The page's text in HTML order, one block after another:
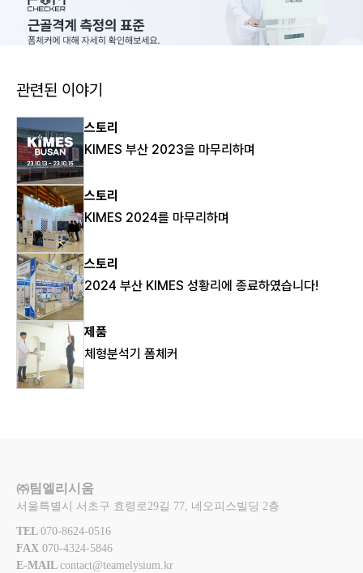
관련된 이야기
스토리
KIMES 부산 2023을 마무리하며
스토리
KIMES 2024를 마무리하며
스토리
2024 부산 KIMES 성황리에 종료하였습니다!
제품
체형분석기 폼체커
㈜팀엘리시움
서울특별시 서초구 효령로29길 77, 네오피스빌딩 2층
TEL 070-8624-0516
FAX 070-4324-5846
E-MAIL contact@teamelysium.kr